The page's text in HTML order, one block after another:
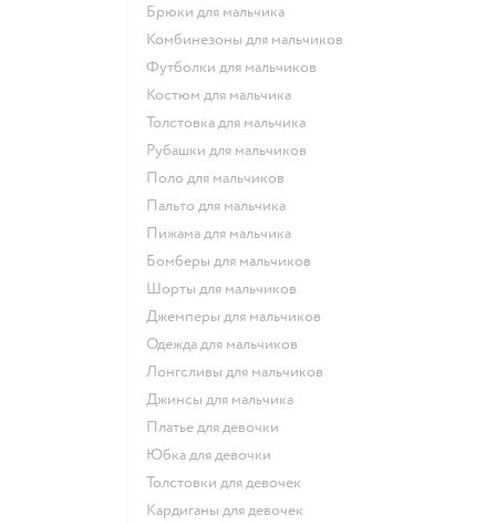
Брюки для мальчика
Комбинезоны для мальчиков
Футболки для мальчиков
Костюм для мальчика
Толстовка для мальчика
Рубашки для мальчиков
Поло для мальчиков
Пальто для мальчика
Пижама для мальчика
Бомберы для мальчиков
Шорты для мальчиков
Джемперы для мальчиков
Одежда для мальчиков
Лонгсливы для мальчиков
Джинсы для мальчика
Платье для девочки
Юбка для девочки
Толстовки для девочек
Кардиганы для девочек